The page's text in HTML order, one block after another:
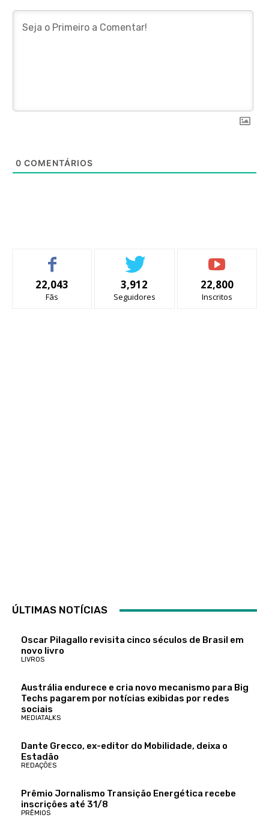
0 COMENTÁRIOS
22,043
Fãs
3,912
Seguidores
22,800
Inscritos
ÚLTIMAS NOTÍCIAS
Oscar Pilagallo revisita cinco séculos de Brasil em
novo livro
LIVROS
Austrália endurece e cria novo mecanismo para Big
Techs pagarem por notícias exibidas por redes
sociais
MEDIATALKS
Dante Grecco, ex-editor do Mobilidade, deixa o
Estadão
REDAÇÕES
Prêmio Jornalismo Transição Energética recebe
inscrições até 31/8
PRÊMIOS